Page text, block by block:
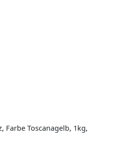
Farbe Toscanagelb, 1kg,